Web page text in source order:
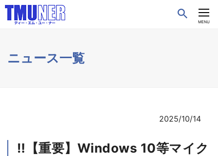
CLOSE
MENU
ニュース一覧
2025/10/14
‼️【重要】Windows 10等マイク